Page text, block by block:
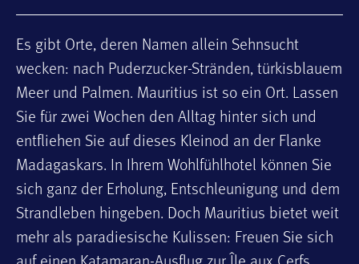
Es gibt Orte, deren Namen allein Sehnsucht
wecken: nach Puderzucker-Stränden, türkisblauem
Meer und Palmen. Mauritius ist so ein Ort. Lassen
Sie für zwei Wochen den Alltag hinter sich und
entfliehen Sie auf dieses Kleinod an der Flanke
Madagaskars. In Ihrem Wohlfühlhotel können Sie
sich ganz der Erholung, Entschleunigung und dem
Strandleben hingeben. Doch Mauritius bietet weit
mehr als paradiesische Kulissen: Freuen Sie sich